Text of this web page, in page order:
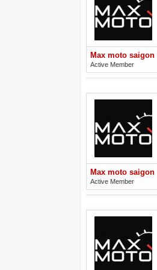
Max moto saigon
Active Member
Max moto saigon
Active Member